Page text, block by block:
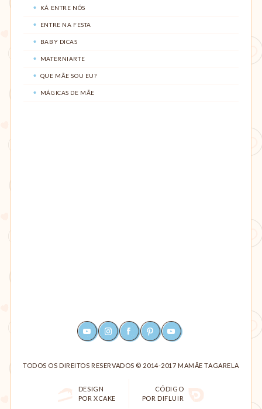
KÁ ENTRE NÓS
ENTRE NA FESTA
BABY DICAS
MATERNIARTE
QUE MÃE SOU EU?
MÁGICAS DE MÃE
YOUTUBEINSTAGRAMFACEBOOKPINTEREST
TODOS OS DIREITOS RESERVADOS © 2014-2017 MAMÃE TAGARELA
DESIGN
POR XCAKE
CÓDIGO
POR DIFLUIR